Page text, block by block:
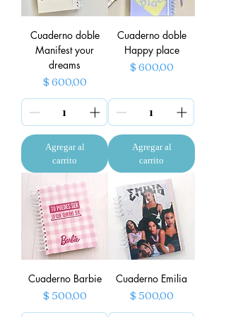
Cuaderno doble
Manifest your
dreams
Precio
$ 600,00
Agregar al
carrito
Cuaderno doble
Happy place
Precio
$ 600,00
Agregar al
carrito
Cuaderno Barbie
Precio
$ 500,00
Cuaderno Emilia
Precio
$ 500,00